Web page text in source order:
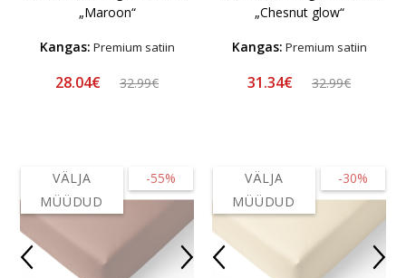
„Maroon“
Kangas: Premium satiin
28.04€ 32.99€
„Chesnut glow“
Kangas: Premium satiin
31.34€ 32.99€
-55%
VÄLJA
MÜÜDUD
-30%
VÄLJA
MÜÜDUD